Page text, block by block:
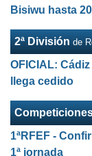
Bisiwu hasta
2ª División de
OFICIAL:
llega cedido
1ªRFEF -
1ª jornada